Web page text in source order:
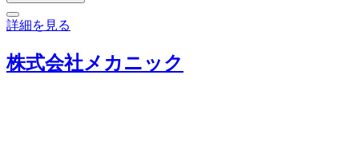
詳細を見る
株式会社メカニック